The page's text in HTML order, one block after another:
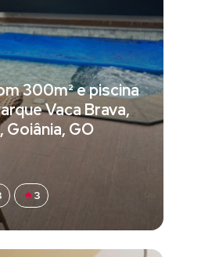
300m² e piscina
Vaca Brava,
GO
3